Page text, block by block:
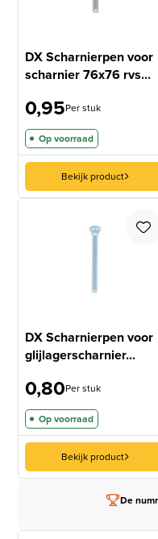
DX Scharnierpen voor
scharnier 76x76 rvs...
0,95Per stuk
Op voorraad
Bekijk product
DX Scharnierpen voor
glijlagerscharnier...
0,80Per stuk
Op voorraad
Bekijk product
De